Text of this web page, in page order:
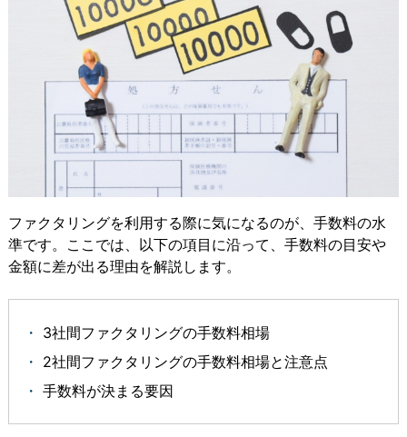
ファクタリングを利用する際に気になるのが、手数料の水
準です。ここでは、以下の項目に沿って、手数料の目安や
金額に差が出る理由を解説します。
3社間ファクタリングの手数料相場
2社間ファクタリングの手数料相場と注意点
手数料が決まる要因